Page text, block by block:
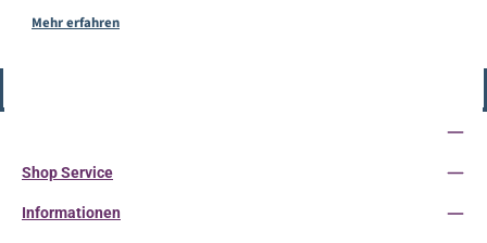
Mehr erfahren
Shop Service
Informationen